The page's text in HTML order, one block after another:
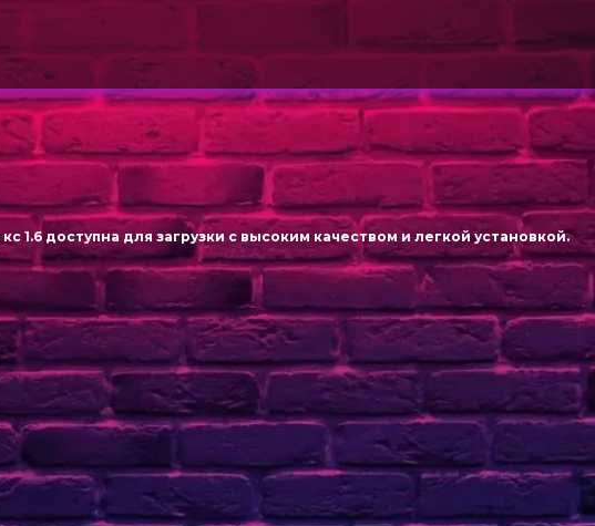
1.6 доступна для загрузки с высоким качеством и легкой установкой.